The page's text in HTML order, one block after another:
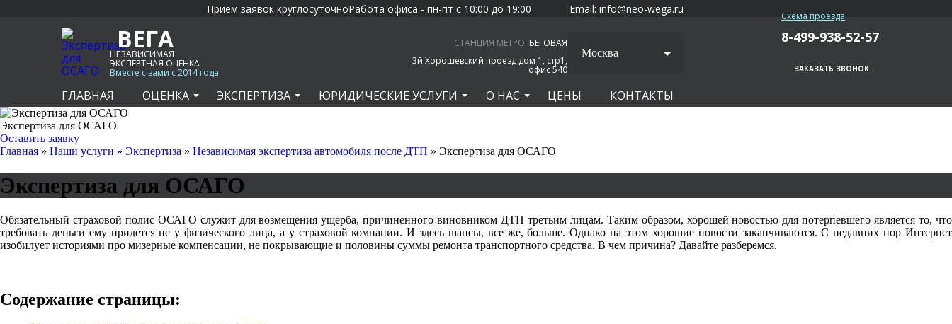
Приём заявок круглосуточноРабота офиса - пн-пт с 10:00 до 19:00 Email: info@neo-wega.ru
ВЕГА
НЕЗАВИСИМАЯ
ЭКСПЕРТНАЯ ОЦЕНКА
Вместе с вами с 2014 года
СТАНЦИЯ МЕТРО: БЕГОВАЯ
3й Хорошевский проезд дом 1, стр1,
офис 540
Москва
ГЛАВНАЯ ОЦЕНКА ЭКСПЕРТИЗА ЮРИДИЧЕСКИЕ УСЛУГИ О НАС ЦЕНЫ КОНТАКТЫ
Схема проезда
8-499-938-52-57
ЗАКАЗАТЬ ЗВОНОК
Экспертиза для ОСАГО
Оставить заявку
Главная » Наши услуги » Экспертиза » Независимая экспертиза автомобиля после ДТП » Экспертиза для ОСАГО
Экспертиза для ОСАГО
Обязательный страховой полис ОСАГО служит для возмещения ущерба, причиненного виновником ДТП третьим лицам. Таким образом, хорошей новостью для потерпевшего является то, что
требовать деньги ему придется не у физического лица, а у страховой компании. И здесь шансы, все же, больше. Однако на этом хорошие новости заканчиваются. С недавних пор Интернет
изобилует историями про мизерные компенсации, не покрывающие и половины суммы ремонта транспортного средства. В чем причина? Давайте разберемся.
Содержание страницы: